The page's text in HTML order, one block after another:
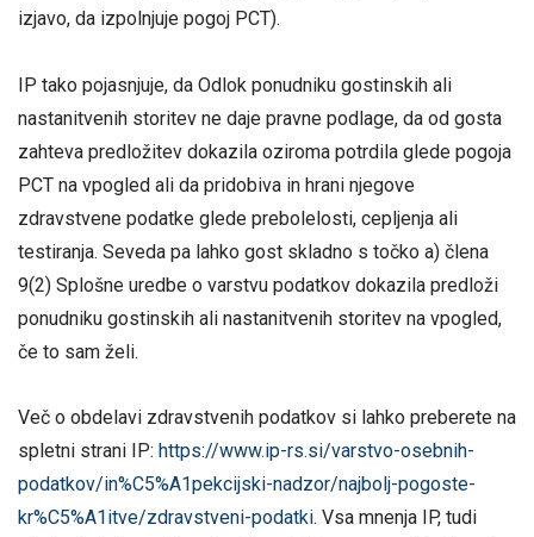
izjavo, da izpolnjuje pogoj PCT).
IP tako pojasnjuje, da Odlok ponudniku gostinskih ali
nastanitvenih storitev ne daje pravne podlage, da od gosta
zahteva predložitev dokazila oziroma potrdila glede pogoja
PCT na vpogled ali da pridobiva in hrani njegove
zdravstvene podatke glede prebolelosti, cepljenja ali
testiranja. Seveda pa lahko gost skladno s točko a) člena
9(2) Splošne uredbe o varstvu podatkov dokazila predloži
ponudniku gostinskih ali nastanitvenih storitev na vpogled,
če to sam želi.
Več o obdelavi zdravstvenih podatkov si lahko preberete na
spletni strani IP: https://www.ip-rs.si/varstvo-osebnih-
podatkov/in%C5%A1pekcijski-nadzor/najbolj-pogoste-
kr%C5%A1itve/zdravstveni-podatki. Vsa mnenja IP, tudi